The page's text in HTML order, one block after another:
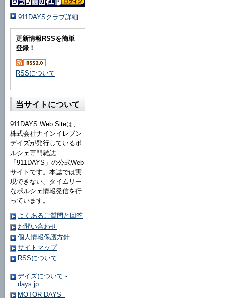
911DAYSクラブ詳細
更新情報RSSを簡単
登録！
RSSについて
当サイトについて
911DAYS Web Siteは、
株式会社ナインイレブン
デイズが発行しているポ
ルシェ専門雑誌
「911DAYS」の公式Web
サイトです。本誌では実
現できない、タイムリー
なポルシェ情報発信を行
っています。
よくあるご質問と回答
お問い合わせ
個人情報保護方針
サイトマップ
RSSについて
デイズについて -
days.jp
MOTOR DAYS -